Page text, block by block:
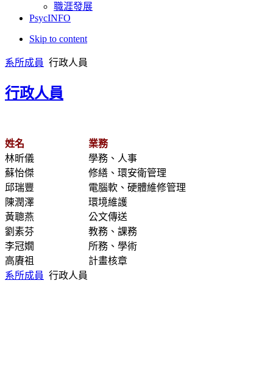
職涯發展
PsycINFO
Skip to content
系所成員 行政人員
行政人員
姓名
業務
林昕儀
學務、人事
蘇怡傑
修繕、環安衛管理
邱瑞豐
電腦軟、硬體維修管理
陳潤澤
環境維護
黃聰燕
公文傳送
劉素芬
教務、課務
李冠嫺
所務、學術
高賡祖
計畫核章
系所成員 行政人員